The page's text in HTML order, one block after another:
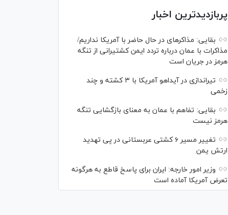
پربازدیدترین اخبار
بقایی: مذاکره‎ای در حال حاضر با آمریکا نداریم/
مذاکرات با عمان درباره تردد ایمن کشتیرانی از تنگه
هرمز در جریان است
تیراندازی در آیداهو آمریکا با ۳ کشته و چند
زخمی
بقایی: تفاهم با عمان به معنای بازگشایی تنگه
هرمز نیست
تغییر مسیر ۶ کشتی عربستانی در پی تهدید
ارتش یمن
وزیر امور خارجه: ایران برای پاسخ قاطع به هرگونه
تعرض آمریکا آماده است